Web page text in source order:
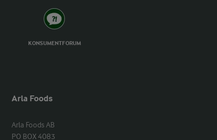
KONSUMENTFORUM
Arla Foods
Arla Foods AB
PO BOX 4083